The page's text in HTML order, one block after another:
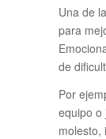
Una de
para
de
Por
equipo o